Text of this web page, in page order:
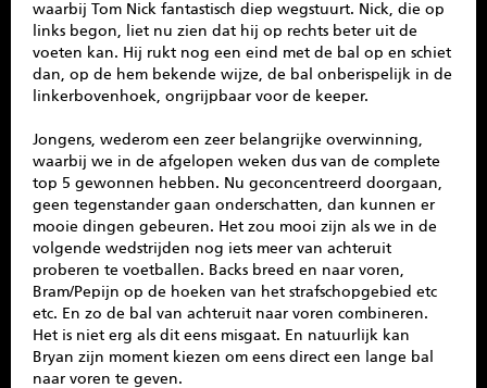
waarbij Tom Nick fantastisch diep wegstuurt. Nick, die op
links begon, liet nu zien dat hij op rechts beter uit de
voeten kan. Hij rukt nog een eind met de bal op en schiet
dan, op de hem bekende wijze, de bal onberispelijk in de
linkerbovenhoek, ongrijpbaar voor de keeper.
Jongens, wederom een zeer belangrijke overwinning,
waarbij we in de afgelopen weken dus van de complete
top 5 gewonnen hebben. Nu geconcentreerd doorgaan,
geen tegenstander gaan onderschatten, dan kunnen er
mooie dingen gebeuren. Het zou mooi zijn als we in de
volgende wedstrijden nog iets meer van achteruit
proberen te voetballen. Backs breed en naar voren,
Bram/Pepijn op de hoeken van het strafschopgebied etc
etc. En zo de bal van achteruit naar voren combineren.
Het is niet erg als dit eens misgaat. En natuurlijk kan
Bryan zijn moment kiezen om eens direct een lange bal
naar voren te geven.